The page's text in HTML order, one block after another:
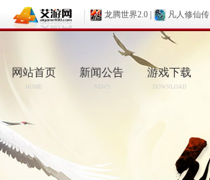
龙腾世界2.0 凡人修仙传
网站首页
HOME
新闻公告
NEWS
游戏下载
DOWNLOAD